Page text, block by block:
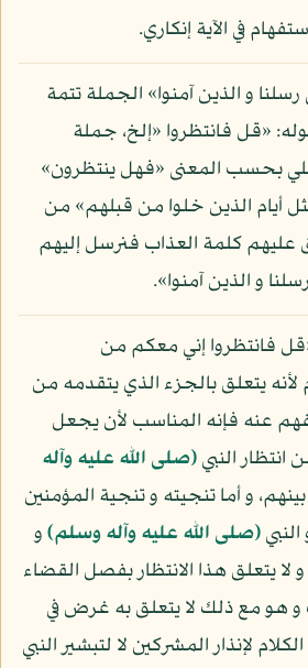
في الآية إنكاري.
و الذين آمنوا» الجملة تتمة
«قل فانتظروا «إلخ، جملة
بحسب المعنى «فهل ينتظرون»
أيام الذين خلوا من قبلهم» من
عليهم كلمة العذاب فنرسل إليهم
و الذين آمنوا».
فانتظروا إني معكم من
لأنه يتعلق بالجزء الذي يتقدمه من
عنه فإنه المناسب لأن يجعل
النبي(صلى الله عليه وآله
و أما تنجيته و تنجية المؤمنين
(صلى الله عليه وآله وسلم)و
لا يتعلق هذا الانتظار بفصل القضاء
و هو مع ذلك لا يتعلق به غرض في
لإنذار المشركين لا لتبشير النبي